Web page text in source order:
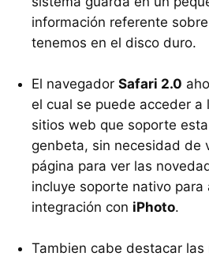
información referente
tenemos en el disco duro.
El navegador Safari 2.0
el cual se puede acceder a
sitios web que soporte
genbeta, sin necesidad de
página para ver las
incluye soporte nativo para
integración con iPhoto.
Tambien cabe destacar las